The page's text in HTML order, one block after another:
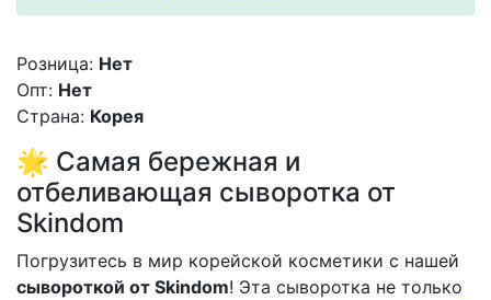
Розница: Нет
Опт: Нет
Страна: Корея
🌟 Самая бережная и
отбеливающая сыворотка от
Skindom
Погрузитесь в мир корейской косметики с нашей
сывороткой от Skindom! Эта сыворотка не только